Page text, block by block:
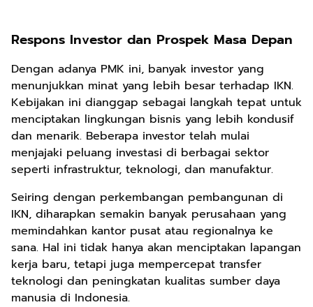
Respons Investor dan Prospek Masa Depan
Dengan adanya PMK ini, banyak investor yang
menunjukkan minat yang lebih besar terhadap IKN.
Kebijakan ini dianggap sebagai langkah tepat untuk
menciptakan lingkungan bisnis yang lebih kondusif
dan menarik. Beberapa investor telah mulai
menjajaki peluang investasi di berbagai sektor
seperti infrastruktur, teknologi, dan manufaktur.
Seiring dengan perkembangan pembangunan di
IKN, diharapkan semakin banyak perusahaan yang
memindahkan kantor pusat atau regionalnya ke
sana. Hal ini tidak hanya akan menciptakan lapangan
kerja baru, tetapi juga mempercepat transfer
teknologi dan peningkatan kualitas sumber daya
manusia di Indonesia.